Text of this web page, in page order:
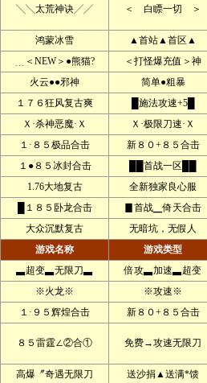
╲╲太荒神诀╱╱ ＜ 白瞟一切 ＞
鸿蒙冰雪 ▲首站▲首区▲
﹍＜NEW＞●熊猫?
＜打怪爆充值＞神
火云●●邪神
简单●粗暴
１７６狂风复古爽
█施法攻速+5█
Ｘ·杀神恶魔·Ｘ
Ｘ·极限刀速·Ｘ
１·８５极品合击
新８０+８５合击
１●８５冰封合击
██首战一区██
1.76大地复古
全新独家良心服
█１８５卧龙合击
▊首战▁倚天合击
大众沉默复古
无暗坑，无假人
游戏名称
游戏类型
▃超变▃无限刀▃
倍攻▃加速▃超变
※火龙※
※攻速※
１·９５辉煌合击
新８０+８５合击
８５雷霆∠②合① 免费→攻速无限刀
高爆〞奇遇无限刀 送沙捐▲送满*馈